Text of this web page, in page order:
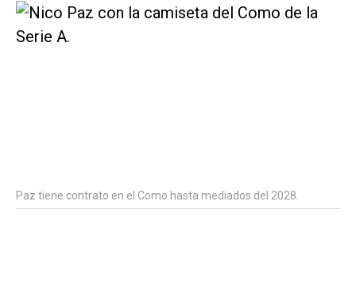
Paz tiene contrato en el Como hasta mediados del 2028.